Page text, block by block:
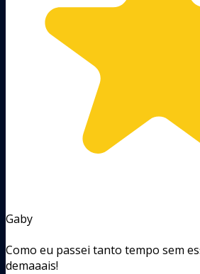
Gaby
Como eu passei tanto tempo sem
demaaais!